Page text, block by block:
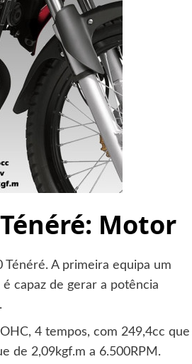
Motor
A primeira equipa um
capaz de gerar a potência
4 tempos, com 249,4cc que
de 2,09kgf.m a 6.500RPM.